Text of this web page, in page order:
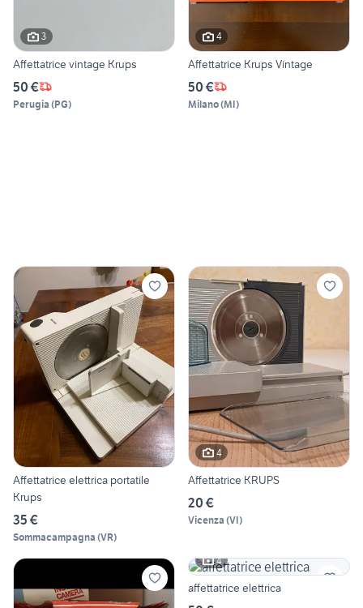
3
Affettatrice vintage Krups
50 €
Perugia (PG)
4
Affettatrice Krups Vintage
50 €
Milano(MI)
Affettatrice elettrica portatile
Krups
35 €
Sommacampagna (VR)
4
Affettatrice KRUPS
20 €
Vicenza (VI)
4
affettatrice elettrica